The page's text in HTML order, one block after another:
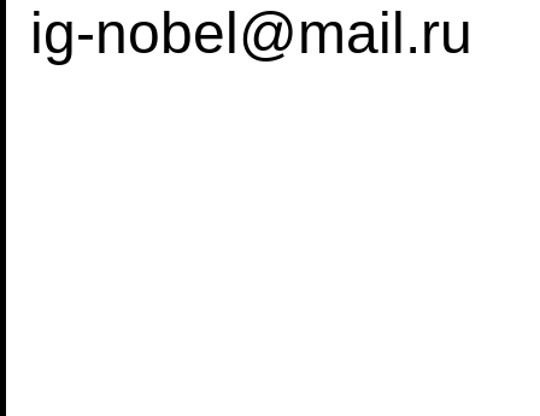
ig-nobel@mail.ru